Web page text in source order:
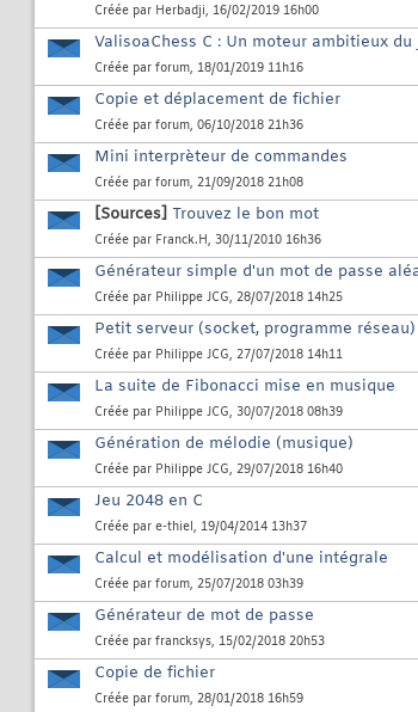
Créée par Herbadji, 16/02/2019 16h00
ValisoaChess C : Un moteur ambitieux du
Créée par forum, 18/01/2019 11h16
Copie et déplacement de fichier
Créée par forum, 06/10/2018 21h36
Mini interprèteur de commandes
Créée par forum, 21/09/2018 21h08
[Sources] Trouvez le bon mot
Créée par Franck.H, 30/11/2010 16h36
Générateur simple d'un mot de passe
Créée par Philippe JCG, 28/07/2018 14h25
Petit serveur (socket, programme réseau)
Créée par Philippe JCG, 27/07/2018 14h11
La suite de Fibonacci mise en musique
Créée par Philippe JCG, 30/07/2018 08h39
Génération de mélodie (musique)
Créée par Philippe JCG, 29/07/2018 16h40
Jeu 2048 en C
Créée par e-thiel, 19/04/2014 13h37
Calcul et modélisation d'une intégrale
Créée par forum, 25/07/2018 03h39
Générateur de mot de passe
Créée par francksys, 15/02/2018 20h53
Copie de fichier
Créée par forum, 28/01/2018 16h59